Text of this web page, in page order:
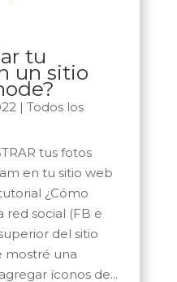
tu
un sitio
| Todos los
tus fotos
en tu sitio web
¿Cómo
red social (FB e
del sitio
mostré una
íconos de...